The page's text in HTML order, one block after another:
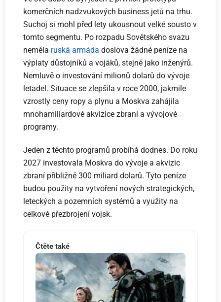
komerčních nadzvukových business jetů na trhu.
Suchoj si mohl před lety ukousnout velké sousto v
tomto segmentu. Po rozpadu Sovětského svazu
neměla ruská armáda doslova žádné peníze na
výplaty důstojníků a vojáků, stejně jako inženýrů.
Nemluvě o investování milionů dolarů do vývoje
letadel. Situace se zlepšila v roce 2000, jakmile
vzrostly ceny ropy a plynu a Moskva zahájila
mnohamiliardové akvizice zbraní a vývojové
programy.
Jeden z těchto programů probíhá dodnes. Do roku
2027 investovala Moskva do vývoje a akvizic
zbraní přibližně 300 miliard dolarů. Tyto peníze
budou použity na vytvoření nových strategických,
leteckých a pozemních systémů a využity na
celkové přezbrojení vojsk.
Čtěte také